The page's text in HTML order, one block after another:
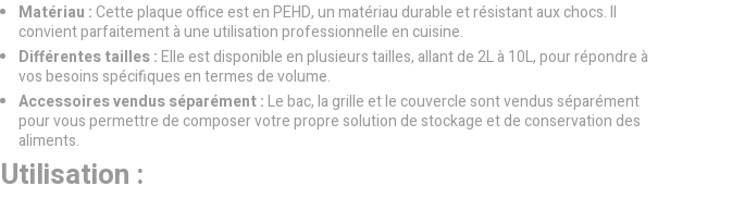
Matériau :Cette plaque office est en PEHD, un matériau durable et résistant aux chocs. Il
convient parfaitement à une utilisation professionnelle en cuisine.
Différentes tailles :Elle est disponible en plusieurs tailles, allant de 2L à 10L, pour répondre à
vos besoins spécifiques en termes de volume.
Accessoires vendus séparément :Le bac, la grille et le couvercle sont vendus séparément
pour vous permettre de composer votre propre solution de stockage et de conservation des
aliments.
Utilisation :